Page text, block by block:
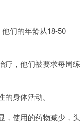
们的年龄从18-50
，他们被要求每周练
身体活动。
使用的药物减少，头